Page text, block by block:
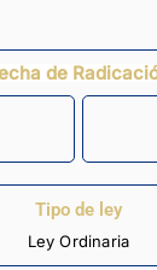
de
Tipo de ley
Ley Ordinaria